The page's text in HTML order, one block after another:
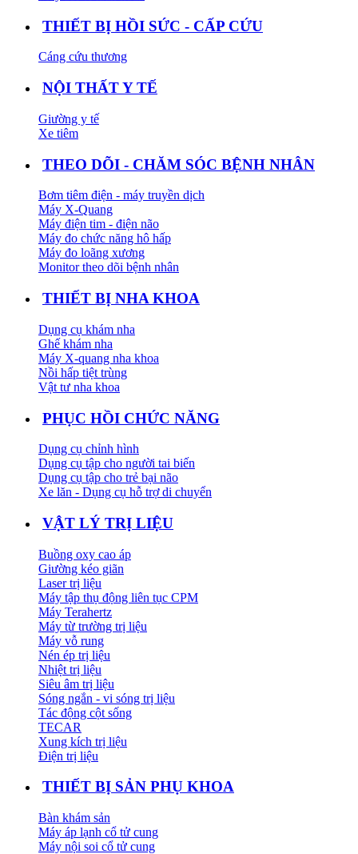
THIẾT BỊ HỒI SỨC - CẤP CỨU
Cáng cứu thương
NỘI THẤT Y TẾ
Giường y tế
Xe tiêm
THEO DÕI - CHĂM SÓC BỆNH NHÂN
Bơm tiêm điện - máy truyền dịch
Máy X-Quang
Máy điện tim - điện não
Máy đo chức năng hô hấp
Máy đo loãng xương
Monitor theo dõi bệnh nhân
THIẾT BỊ NHA KHOA
Dụng cụ khám nha
Ghế khám nha
Máy X-quang nha khoa
Nồi hấp tiệt trùng
Vật tư nha khoa
PHỤC HỒI CHỨC NĂNG
Dụng cụ chỉnh hình
Dụng cụ tập cho người tai biến
Dụng cụ tập cho trẻ bại não
Xe lăn - Dụng cụ hỗ trợ di chuyển
VẬT LÝ TRỊ LIỆU
Buồng oxy cao áp
Giường kéo giãn
Laser trị liệu
Máy tập thụ động liên tục CPM
Máy Terahertz
Máy từ trường trị liệu
Máy vỗ rung
Nén ép trị liệu
Nhiệt trị liệu
Siêu âm trị liệu
Sóng ngắn - vi sóng trị liệu
Tác động cột sống
TECAR
Xung kích trị liệu
Điện trị liệu
THIẾT BỊ SẢN PHỤ KHOA
Bàn khám sản
Máy áp lạnh cổ tử cung
Máy nội soi cổ tử cung